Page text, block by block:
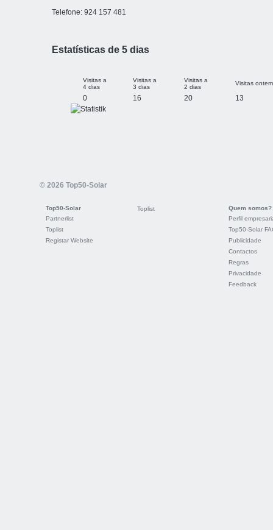
Telefone: 924 157 481
Estatísticas de 5 dias
Visitas a
4 dias
Visitas a
3 dias
Visitas a
2 dias
Visitas ontem
0 16 20 13
© 2026 Top50-Solar
Top50-Solar
Partnerlist
Toplist
Registar Website
Toplist
Quem somos?
Perfil
Top50-Solar
Publicidade
Contactos
Regras
Privacidade
Feedback